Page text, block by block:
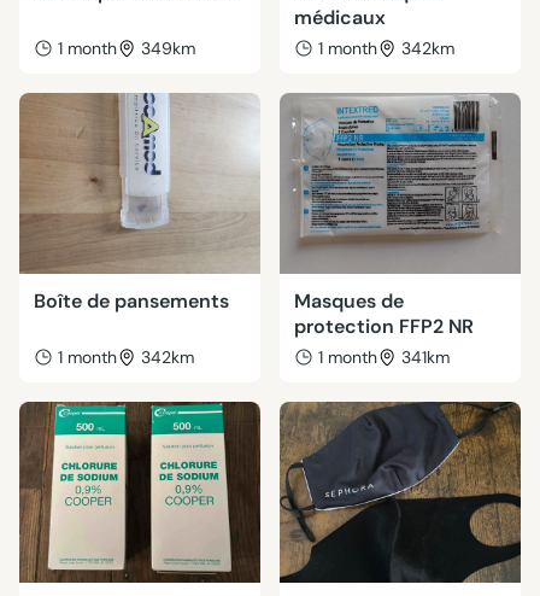
1 month 349km
médicaux
1 month 342km
Boîte de pansements
1 month 342km
Masques de
protection FFP2 NR
1 month 341km